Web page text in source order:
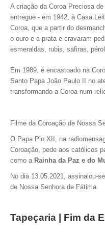
A criação da Coroa Preciosa
entregue - em 1942, à Casa
Coroa, que a partir do
o ouro e a prata e cravaram
esmeraldas, rubis, safiras,
Em 1989, é encastoado na
Santo Papa João Paulo II no
transformando a Coroa num
Filme da Coroação de Nossa
O Papa Pio XII, na
Coroação, pede aos católicos
como a Rainha da Paz e do
No dia 13.05.2021, assinalou-
de Nossa Senhora de Fátima.
Tapeçaria | Fim da